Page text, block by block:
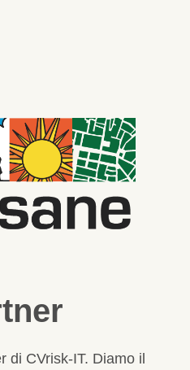
di CVrisk-IT. Diamo il